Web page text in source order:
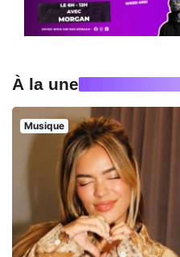
À la une
Musique